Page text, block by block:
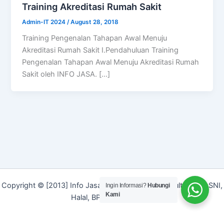
Training Akreditasi Rumah Sakit
Admin-IT 2024 /August 28, 2018
Training Pengenalan Tahapan Awal Menuju
Akreditasi Rumah Sakit I.Pendahuluan Training
Pengenalan Tahapan Awal Menuju Akreditasi Rumah
Sakit oleh INFO JASA. […]
Copyright © [2013] Info Jasa | Layanan Jasa Konsultan ISO, SNI,
Halal, BPOM dan Merek]
Ingin Informasi? Hubungi
Kami